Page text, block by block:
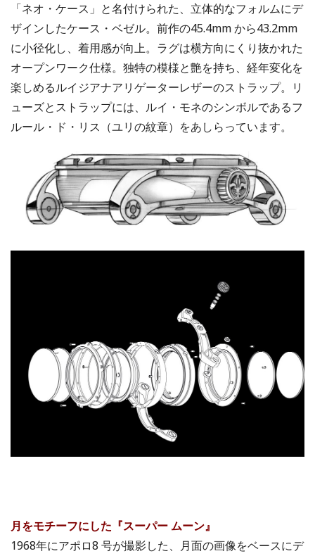
「ネオ・ケース」と名付けられた、立体的なフォルムにデ
ザインしたケース・ベゼル。前作の45.4mm から43.2mm
に小径化し、着用感が向上。ラグは横方向にくり抜かれた
オープンワーク仕様。独特の模様と艶を持ち、経年変化を
楽しめるルイジアナアリゲーターレザーのストラップ。リ
ューズとストラップには、ルイ・モネのシンボルであるフ
ルール・ド・リス（ユリの紋章）をあしらっています。
月をモチーフにした『スーパー ムーン』
1968年にアポロ8 号が撮影した、月面の画像をベースにデ